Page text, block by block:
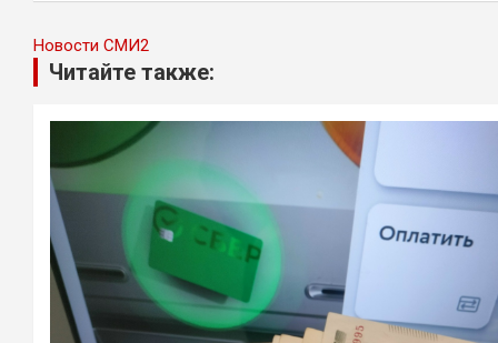
Новости СМИ2
Читайте также: